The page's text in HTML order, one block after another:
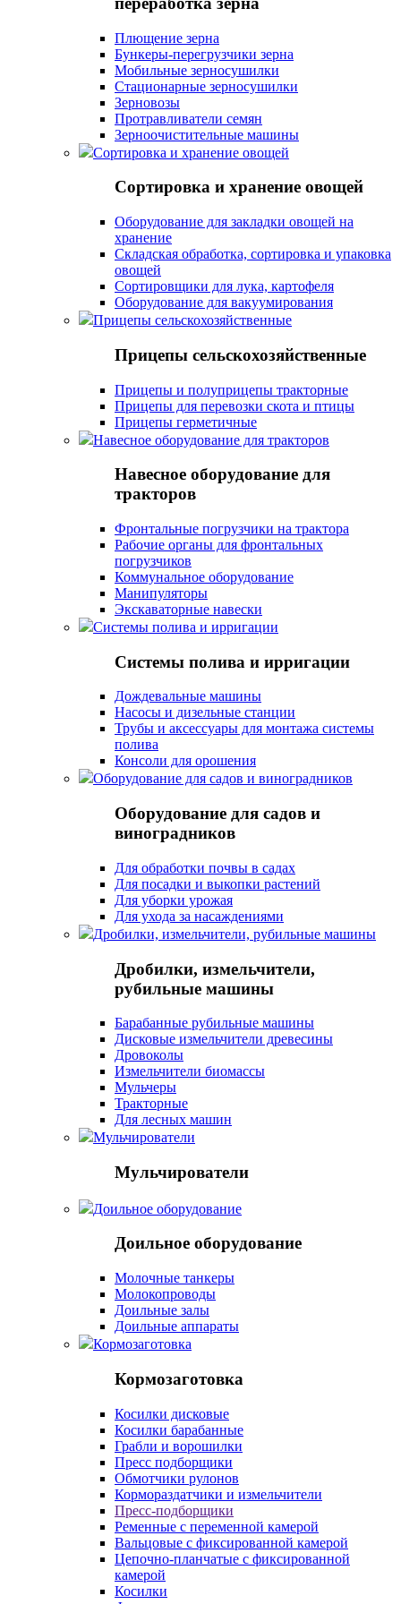
Плющение зерна
Бункеры-перегрузчики зерна
Мобильные зерносушилки
Стационарные зерносушилки
Зерновозы
Протравливатели семян
Зерноочистительные машины
Сортировка и хранение овощей
Сортировка и хранение овощей
Оборудование для закладки овощей на
хранение
Складская обработка, сортировка и упаковка
овощей
Сортировщики для лука, картофеля
Оборудование для вакуумирования
Прицепы сельскохозяйственные
Прицепы сельскохозяйственные
Прицепы и полуприцепы тракторные
Прицепы для перевозки скота и птицы
Прицепы герметичные
Навесное оборудование для тракторов
Навесное оборудование для
тракторов
Фронтальные погрузчики на трактора
Рабочие органы для фронтальных
погрузчиков
Коммунальное оборудование
Манипуляторы
Экскаваторные навески
Системы полива и ирригации
Системы полива и ирригации
Дождевальные машины
Насосы и дизельные станции
Трубы и аксессуары для монтажа системы
полива
Консоли для орошения
Оборудование для садов и виноградников
Оборудование для садов и
виноградников
Для обработки почвы в садах
Для посадки и выкопки растений
Для уборки урожая
Для ухода за насаждениями
Дробилки, измельчители, рубильные машины
Дробилки, измельчители,
рубильные машины
Барабанные рубильные машины
Дисковые измельчители древесины
Дровоколы
Измельчители биомассы
Мульчеры
Тракторные
Для лесных машин
Мульчирователи
Мульчирователи
Доильное оборудование
Доильное оборудование
Молочные танкеры
Молокопроводы
Доильные залы
Доильные аппараты
Кормозаготовка
Кормозаготовка
Косилки дисковые
Косилки барабанные
Грабли и ворошилки
Пресс подборщики
Обмотчики рулонов
Кормораздатчики и измельчители
Пресс-подборщики
Ременные с переменной камерой
Вальцовые с фиксированной камерой
Цепочно-планчатые с фиксированной
камерой
Косилки